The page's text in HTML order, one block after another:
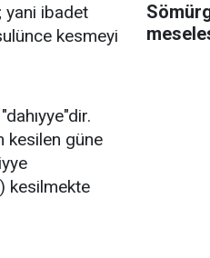
yani ibadet
kesmeyi
kesilen güne
kesilmekte